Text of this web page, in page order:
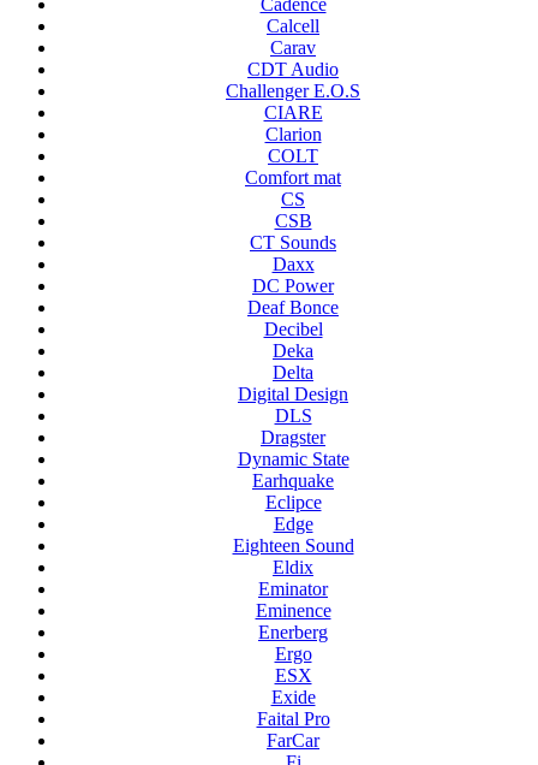
Cadence
Calcell
Carav
CDT Audio
Challenger E.O.S
CIARE
Clarion
COLT
Comfort mat
CS
CSB
CT Sounds
Daxx
DC Power
Deaf Bonce
Decibel
Deka
Delta
Digital Design
DLS
Dragster
Dynamic State
Earhquake
Eclipce
Edge
Eighteen Sound
Eldix
Eminator
Eminence
Enerberg
Ergo
ESX
Exide
Faital Pro
FarCar